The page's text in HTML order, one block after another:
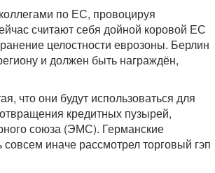
по ЕС, провоцируя
считают себя дойной коровой ЕС
целостности еврозоны. Берлин
и должен быть награждён,
что они будут использоваться для
кредитных пузырей,
союза (ЭМС). Германские
иначе рассмотрел торговый гэп